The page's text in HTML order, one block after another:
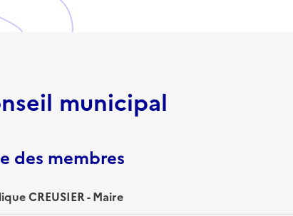
municipal
des membres
CREUSIER - Maire